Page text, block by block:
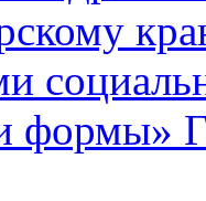
формы»